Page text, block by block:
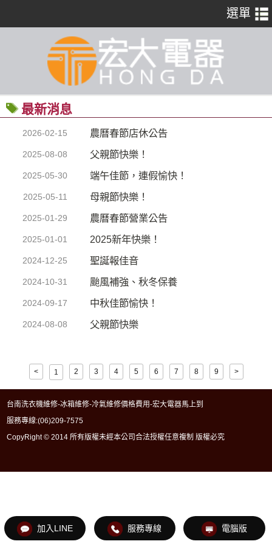
最新消息
2026-02-15 農曆春節店休公告
2025-08-08 父親節快樂！
2025-05-30 端午佳節，連假愉快！
2025-05-11 母親節快樂！
2025-01-29 農曆春節營業公告
2025-01-01 2025新年快樂！
2024-12-25 聖誕報佳音
2024-10-31 颱風補強、秋冬保養
2024-09-17 中秋佳節愉快！
2024-08-08 父親節快樂
< 1 2 3 4 5 6 7 8 9 >
台南洗衣機維修-冰箱維修-冷氣維修價格費用-宏大電器馬上到
服務專線:(06)209-7575
CopyRight © 2014 所有版權未經本公司合法授權任意複制 版權必究
加入LINE 服務專線 電腦版